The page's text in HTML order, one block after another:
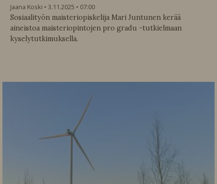
Jaana Koski 3.11.2025
07:00
Sosiaalityön maisteriopiskelija Mari Juntunen kerää
aineistoa maisteriopintojen pro gradu -tutkielmaan
kyselytutkimuksella.